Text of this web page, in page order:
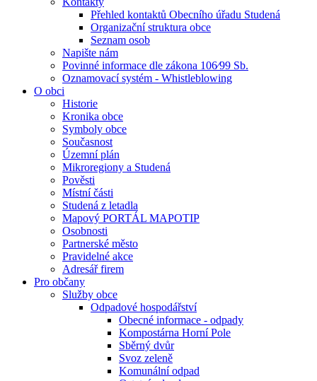
Přehled kontaktů Obecního úřadu Studená
Organizační struktura obce
Seznam osob
Napište nám
Povinné informace dle zákona 106⁄99 Sb.
Oznamovací systém - Whistleblowing
O obci
Historie
Kronika obce
Symboly obce
Současnost
Územní plán
Mikroregiony a Studená
Pověsti
Místní části
Studená z letadla
Mapový PORTÁL MAPOTIP
Osobnosti
Partnerské město
Pravidelné akce
Adresář firem
Pro občany
Služby obce
Odpadové hospodářství
Obecné informace - odpady
Kompostárna Horní Pole
Sběrný dvůr
Svoz zeleně
Komunální odpad